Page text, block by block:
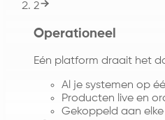
2
Operationeel
Eén platform draait het
Al je systemen op
Producten live en
Gekoppeld aan